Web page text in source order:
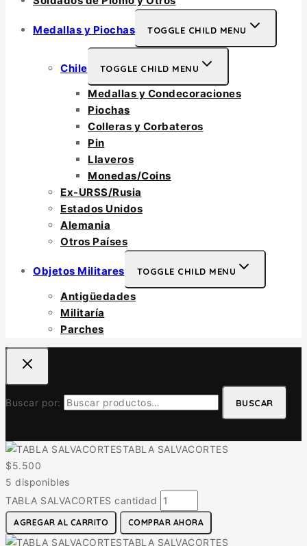
Medallas y Piochas TOGGLE CHILD MENU
Chile TOGGLE CHILD MENU
Medallas y Condecoraciones
Piochas
Colleras y Corbateros
Pin
Llaveros
Monedas/Coins
Ex-URSS/Rusia
Estados Unidos
Alemania
Otros Países
Objetos Militares TOGGLE CHILD MENU
Antigüedades
Militaría
Parches
Buscar por: BUSCAR
TABLA SALVACORTES
$5.500
5 disponibles
TABLA SALVACORTES cantidad
AGREGAR AL CARRITO COMPRAR AHORA
TABLA SALVACORTES